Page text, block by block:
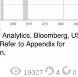
19027 4 0